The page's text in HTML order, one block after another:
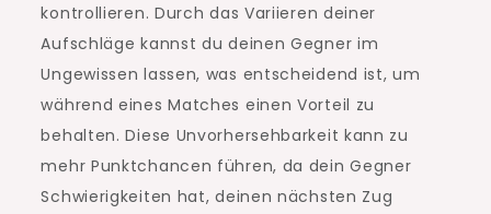
kontrollieren. Durch das Variieren deiner
Aufschläge kannst du deinen Gegner im
Ungewissen lassen, was entscheidend ist, um
während eines Matches einen Vorteil zu
behalten. Diese Unvorhersehbarkeit kann zu
mehr Punktchancen führen, da dein Gegner
Schwierigkeiten hat, deinen nächsten Zug